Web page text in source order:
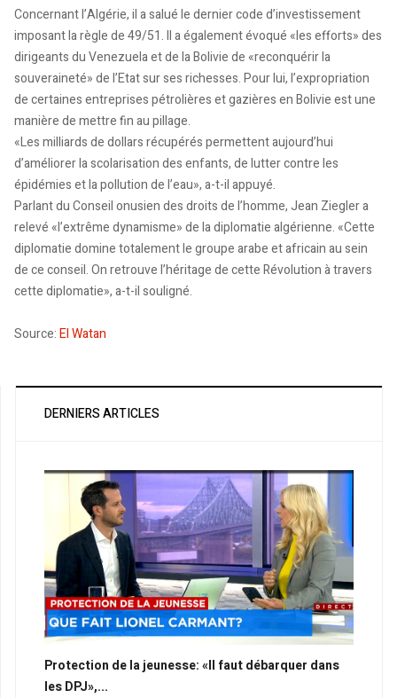
Concernant l’Algérie, il a salué le dernier code d’investissement
imposant la règle de 49/51. Il a également évoqué «les efforts» des
dirigeants du Venezuela et de la Bolivie de «reconquérir la
souveraineté» de l’Etat sur ses richesses. Pour lui, l’expropriation
de certaines entreprises pétrolières et gazières en Bolivie est une
manière de mettre fin au pillage.
«Les milliards de dollars récupérés permettent aujourd’hui
d’améliorer la scolarisation des enfants, de lutter contre les
épidémies et la pollution de l’eau», a-t-il appuyé.
Parlant du Conseil onusien des droits de l’homme, Jean Ziegler a
relevé «l’extrême dynamisme» de la diplomatie algérienne. «Cette
diplomatie domine totalement le groupe arabe et africain au sein
de ce conseil. On retrouve l’héritage de cette Révolution à travers
cette diplomatie», a-t-il souligné.
Source:El Watan
DERNIERS ARTICLES
Protection de la jeunesse: «Il faut débarquer dans
les DPJ»,...